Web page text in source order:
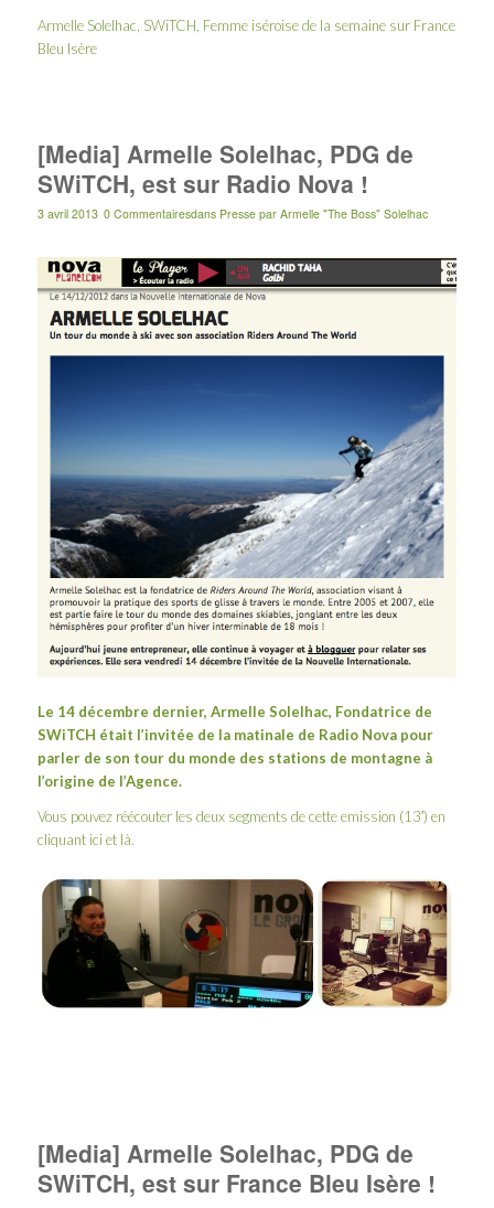
Armelle Solelhac, SWiTCH, Femme iséroise de la semaine sur France
Bleu Isère
[Media] Armelle Solelhac, PDG de
SWiTCH, est sur Radio Nova !
3 avril 2013 0 Commentairesdans Presse par Armelle "The Boss" Solelhac
Le 14 décembre dernier, Armelle Solelhac, Fondatrice de
SWiTCH était l’invitée de la matinale de Radio Novapour
parler de son tour du monde des stations de montagne à
l’origine de l’Agence.
Vous pouvez réécouter les deux segments de cette emission (13′) en
cliquant ici et là.
[Media] Armelle Solelhac, PDG de
SWiTCH, est sur France Bleu Isère !